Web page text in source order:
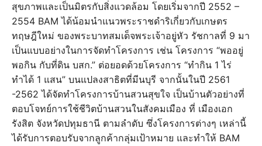
สุขภาพและเป็นมิตรกับสิ่งแวดล้อม โดยเริ่มจากปี 2552 –
2554 BAM ได้น้อมนำแนวพระราชดำริเกี่ยวกับเกษตร
ทฤษฎีใหม่ ของพระบาทสมเด็จพระเจ้าอยู่หัว รัชกาลที่ 9 มา
เป็นแบบอย่างในการจัดทำโครงการ เช่น โครงการ “พออยู่
พอกิน กับที่ดิน บสก.” ต่อยอดด้วยโครงการ “ทำกิน 1 ไร่
ทำได้ 1 แสน” บนแปลงสาธิตที่มีนบุรี จากนั้นในปี 2561
-2562 ได้จัดทำโครงการบ้านสวนสุขใจ เป็นบ้านตัวอย่างที่
ตอบโจทย์การใช้ชีวิตบ้านสวนในสังคมเมือง ที่ เมืองเอก
รังสิต จังหวัดปทุมธานี ตามลำดับ ซึ่งโครงการต่างๆ เหล่านี้
ได้รับการตอบรับจากลูกค้ากลุ่มเป้าหมาย และทำให้ BAM